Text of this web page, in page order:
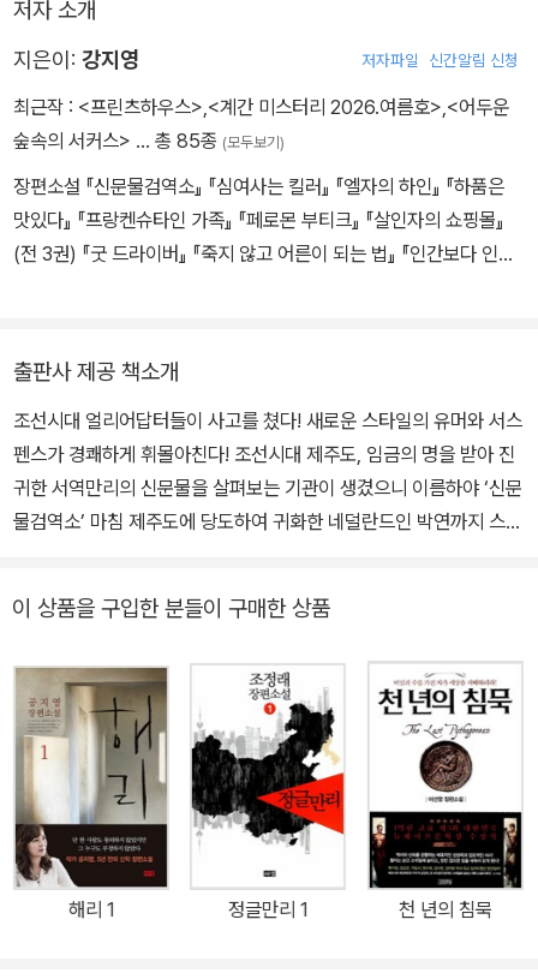
온 코길이는 그야말로 보잘것없는 검역소를 집어삼킬 듯한 위용이었
다.
저자 소개
지은이: 강지영 저자파일 신간알림 신청
최근작 : <프린츠하우스>,<계간 미스터리 2026.여름호>,<어두운
숲속의 서커스> … 총 85종 (모두보기)
장편소설 『신문물검역소』 『심여사는 킬러』 『엘자의 하인』 『하품은
맛있다』 『프랑켄슈타인 가족』 『페로몬 부티크』 『살인자의 쇼핑몰』
(전 3권) 『굿 드라이버』 『죽지 않고 어른이 되는 법』 『인간보다 인간
핑목록』이 영상화되었으며, 『심여사는 킬러』를 비롯한 주요 작품은 1
7개 언어로 번역되어 전 세계 20개국에서 출간됐다.
출판사 제공 책소개
조선시대 얼리어답터들이 사고를 쳤다! 새로운 스타일의 유머와 서스
펜스가 경쾌하게 휘몰아친다! 조선시대 제주도, 임금의 명을 받아 진
귀한 서역만리의 신문물을 살펴보는 기관이 생겼으니 이름하야 ‘신문
물검역소’ 마침 제주도에 당도하여 귀화한 네덜란드인 박연까지 스카
코길이(코끼리)까지 어르고 달래야 하니 오늘도 신문물검역소는 요
로까지 장르소설의 풍성한 장치들을 능란하게 운용하며 독자를 신천
지로 인도하는 경쾌한 대중소설이다. 강지영의 첫 단편집을 봤을 때
는 병든 인간 내면의 어둠을 가장 깊숙한 곳까지 직시하는 섬뜩한 작
가였다. 하지만 《신문물검역소》를 읽고 나서 강지영에 대한 평가를
약간 수정했다. 강지영으로 인해 한국의 대중문학이 성장하고 있음을
너끈히 증명할 수 있다. - 김봉석(대중문화평론가) 한국 문학의 단비
같은 작가 강지영의 첫 장편! 중독성 강한 웃음 한 판이 밀려온다! 강
지영은 출판계에서 무서운 신예로 통한다. 수년간 국내 대기업을 상
이 상품을 구입한 분들이 구매한 상품
해리 1 정글만리 1 천 년의 침묵